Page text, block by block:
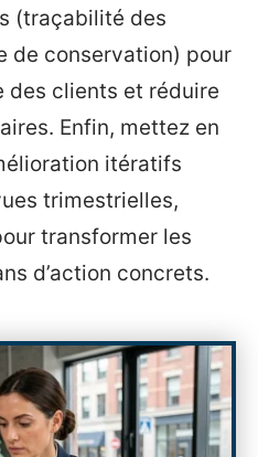
(traçabilité des
de conservation) pour
des clients et réduire
Enfin, mettez en
itératifs
trimestrielles,
transformer les
d’action concrets.